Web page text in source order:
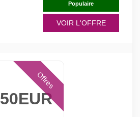
Populaire
VOIR L'OFFRE
50EUR
Offres